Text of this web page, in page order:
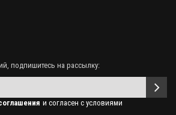
подпишитесь на рассылку:
и согласен с условиями